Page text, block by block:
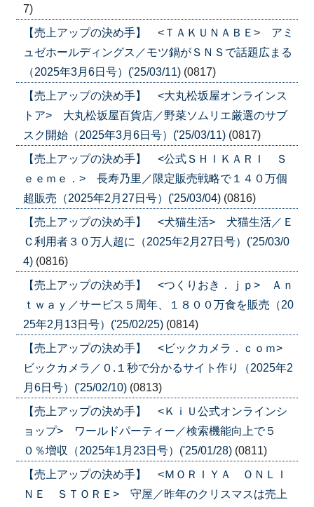
7)
【売上アップの決め手】 <ＴＡＫＵＮＡＢＥ> アミ
ュゼホールディングス／モツ鍋がＳＮＳで話題広まる
（2025年3月6日号）('25/03/11) (0817)
【売上アップの決め手】 <大丸松坂屋オンラインス
トア> 大丸松坂屋百貨店／野菜ソムリエ厳選のサブ
スク開始（2025年3月6日号）('25/03/11) (0817)
【売上アップの決め手】 <公式ＳＨＩＫＡＲＩ Ｓ
ｅｅｍｅ．> 長寿乃里／限定販売戦略で１４０万個
超販売（2025年2月27日号）('25/03/04) (0816)
【売上アップの決め手】 <犬猫生活> 犬猫生活／Ｅ
Ｃ利用者３０万人超に（2025年2月27日号）('25/03/0
4) (0816)
【売上アップの決め手】 <つくりおき．ｊｐ> Ａｎ
ｔｗａｙ／サービス５周年、１８００万食を販売（20
25年2月13日号）('25/02/25) (0814)
【売上アップの決め手】 <ビックカメラ．ｃｏｍ>
ビックカメラ／０.１秒で分かるサイト作り（2025年2
月6日号）('25/02/10) (0813)
【売上アップの決め手】 <ＫｉＵ公式オンラインシ
ョップ> ワールドパーティー／検索機能向上で５
０％増収（2025年1月23日号）('25/01/28) (0811)
【売上アップの決め手】 <ＭＯＲＩＹＡ ＯＮＬＩ
ＮＥ ＳＴＯＲＥ> 守屋／昨年のクリスマスは売上